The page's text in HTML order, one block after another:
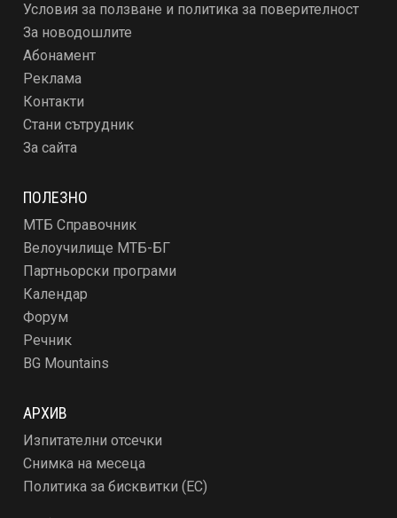
Условия за ползване и политика за поверителност
За новодошлите
Абонамент
Реклама
Контакти
Стани сътрудник
За сайта
ПОЛЕЗНО
МТБ Справочник
Велоучилище МТБ-БГ
Партньорски програми
Календар
Форум
Речник
BG Mountains
АРХИВ
Изпитателни отсечки
Снимка на месеца
Политика за бисквитки (ЕС)